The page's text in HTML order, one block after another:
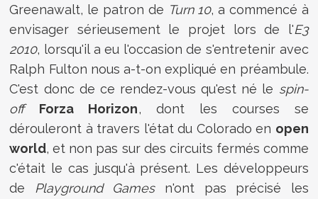
Greenawalt, le patron de Turn 10, a commencé à
envisager sérieusement le projet lors de l'E3
2010, lorsqu'il a eu l'occasion de s'entretenir avec
Ralph Fulton nous a-t-on expliqué en préambule.
C'est donc de ce rendez-vous qu'est né le spin-
off
Forza Horizon, dont les courses se
dérouleront à travers l'état du Colorado en open
world, et non pas sur des circuits fermés comme
c'était le cas jusqu'à présent. Les développeurs
de Playground Gamesn'ont pas précisé les